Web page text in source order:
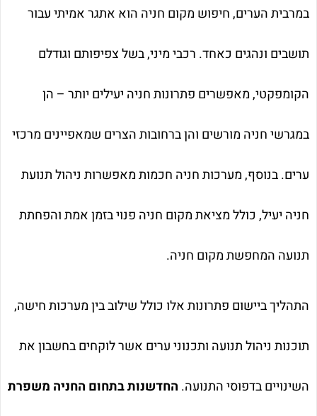
במרבית הערים, חיפוש מקום חניה הוא אתגר אמיתי עבור
תושבים ונהגים כאחד. רכבי מיני, בשל צפיפותם וגודלם
הקומפקטי, מאפשרים פתרונות חניה יעילים יותר – הן
במגרשי חניה מורשים והן ברחובות הצרים שמאפיינים מרכזי
ערים. בנוסף, מערכות חניה חכמות מאפשרות ניהול תנועת
חניה יעיל, כולל מציאת מקום חניה פנוי בזמן אמת והפחתת
תנועה המחפשת מקום חניה.
התהליך ביישום פתרונות אלו כולל שילוב בין מערכות חישה,
תוכנות ניהול תנועה ותכנוני ערים אשר לוקחים בחשבון את
השינויים בדפוסי התנועה. החדשנות בתחום החניה משפרת